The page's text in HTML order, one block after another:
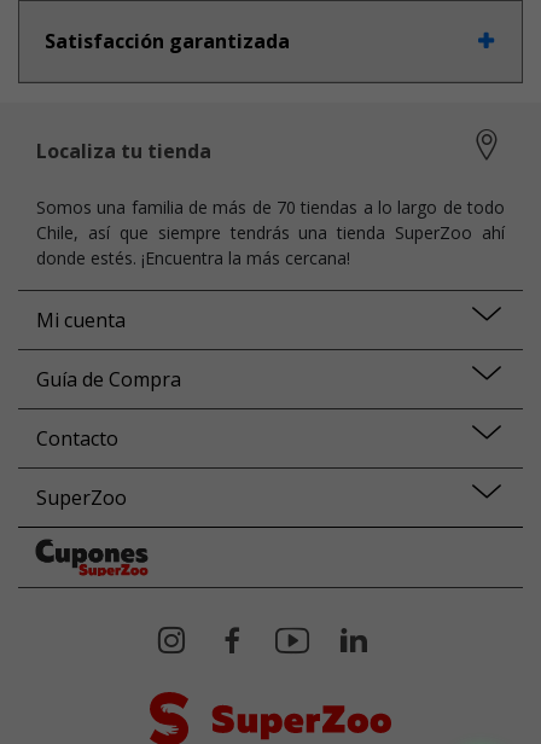
Satisfacción garantizada
Localiza tu tienda
Somos una familia de más de 70 tiendas a lo largo de todo
Chile, así que siempre tendrás una tienda SuperZoo ahí
donde estés. ¡Encuentra la más cercana!
Mi cuenta
Guía de Compra
Contacto
SuperZoo